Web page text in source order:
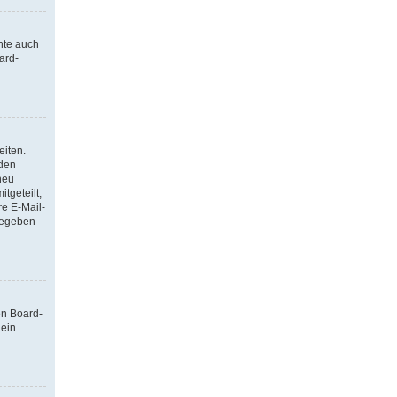
auch
E-Mail-
Board-